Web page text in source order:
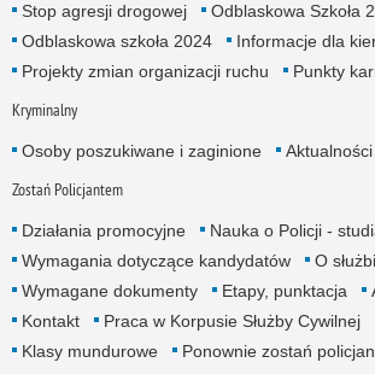
Stop agresji drogowej
Odblaskowa Szkoła
Odblaskowa szkoła 2024
Informacje dla
Projekty zmian organizacji ruchu
Punkty
Kryminalny
Osoby poszukiwane i zaginione Aktualności
Zostań Policjantem
Działania promocyjne
Nauka o Policji -
Wymagania dotyczące kandydatów
O
Wymagane dokumenty
Etapy, punktacja
Kontakt
Praca w Korpusie Służby Cywilnej
Klasy mundurowe
Ponownie zostań